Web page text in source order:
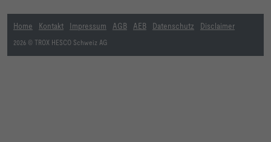
Home Kontakt Impressum AGB AEB Datenschutz Disclaimer
2026 © TROX HESCO Schweiz AG